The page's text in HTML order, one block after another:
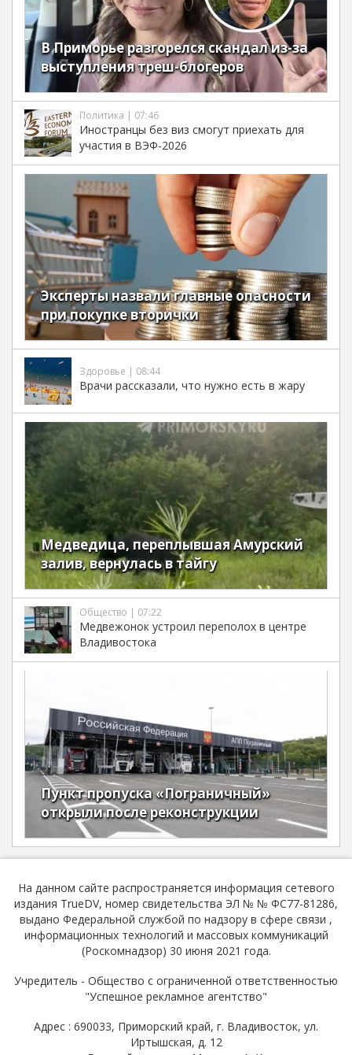
В Приморье разгорелся скандал из-за
выступления треш-блогеров
Политика | 07:46
Иностранцы без виз смогут приехать для
участия в ВЭФ-2026
Эксперты назвали главные опасности
при покупке вторички
Здоровье | 08:44
Врачи рассказали, что нужно есть в жару
Медведица, переплывшая Амурский
залив, вернулась в тайгу
Общество | 07:22
Медвежонок устроил переполох в центре
Владивостока
Пункт пропуска «Пограничный»
открыли после реконструкции
На данном сайте распространяется информация сетевого
издания TrueDV, номер свидетельства ЭЛ № № ФС77-81286,
выдано Федеральной службой по надзору в сфере связи ,
информационных технологий и массовых коммуникаций
(Роскомнадзор) 30 июня 2021 года.
Учредитель - Общество с ограниченной ответственностью
"Успешное рекламное агентство"
Адрес : 690033, Приморский край, г. Владивосток, ул.
Иртышская, д. 12